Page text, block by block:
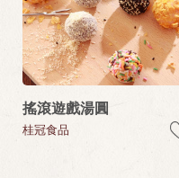
搖滾遊戲湯圓
桂冠食品